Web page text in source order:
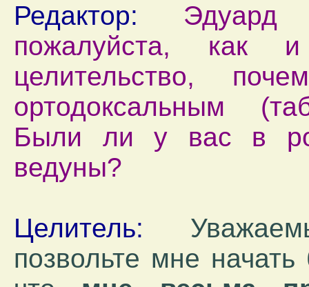
Редактор: Эдуард
пожалуйста,
целительство,
ортодоксальным
Были ли у вас в
ведуны?
Целитель:
позвольте мне начать